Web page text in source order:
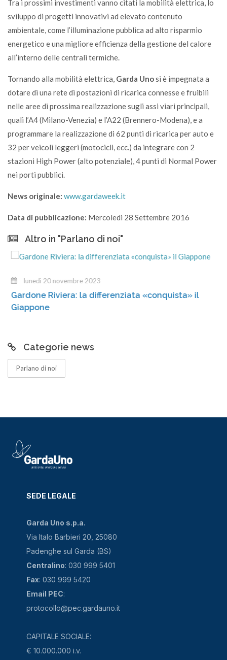
Tra i prossimi investimenti vanno citati la mobilità elettrica, lo
sviluppo di progetti innovativi ad elevato contenuto
ambientale, come l’illuminazione pubblica ad alto risparmio
energetico e una migliore efficienza della gestione del calore
all’interno delle centrali termiche.
Tornando alla mobilità elettrica, Garda Unosi è impegnata a
dotare di una rete di postazioni di ricarica connesse e fruibili
nelle aree di prossima realizzazione sugli assi viari principali,
quali l’A4 (Milano-Venezia) e l’A22 (Brennero-Modena), e a
programmare la realizzazione di 62 punti di ricarica per auto e
32 per veicoli leggeri (motocicli, ecc.) da integrare con 2
stazioni High Power (alto potenziale), 4 punti di Normal Power
nei porti pubblici.
News originale: www.gardaweek.it
Data di pubblicazione: Mercoledi 28 Settembre 2016
Altro in "Parlano di noi"
lunedì 20 novembre 2023
Gardone Riviera: la differenziata «conquista» il
Giappone
Categorie news
Parlano di noi
SEDE LEGALE
Garda Uno s.p.a.
Via Italo Barbieri 20, 25080
Padenghe sul Garda (BS)
Centralino: 030 999 5401
Fax: 030 999 5420
Email PEC:
protocollo@pec.gardauno.it
CAPITALE SOCIALE:
€ 10.000.000 i.v.